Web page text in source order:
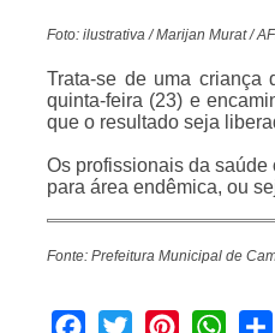
Foto: ilustrativa / Marijan Murat /
Trata-se de uma criança
quinta-feira (23) e
que o resultado seja
Os profissionais da
para área endêmica, ou
Fonte: Prefeitura Municipal de
Facebook
Twitter Pinterest